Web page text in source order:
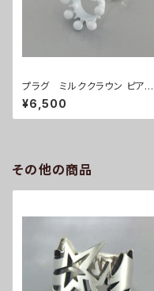
プラグ ミルククラウン ピアス
(1個)
¥6,500
その他の商品